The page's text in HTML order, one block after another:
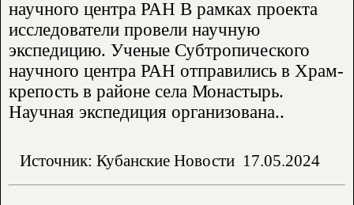
научного центра РАН В рамках проекта
исследователи провели научную
экспедицию. Ученые Субтропического
научного центра РАН отправились в Храм-
крепость в районе села Монастырь.
Научная экспедиция организована..
Источник: Кубанские Новости 17.05.2024